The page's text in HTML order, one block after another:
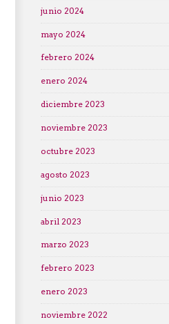
junio 2024
mayo 2024
febrero 2024
enero 2024
diciembre 2023
noviembre 2023
octubre 2023
agosto 2023
junio 2023
abril 2023
marzo 2023
febrero 2023
enero 2023
noviembre 2022